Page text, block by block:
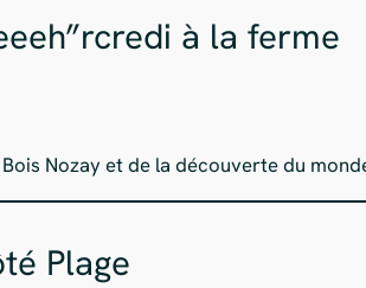
à la ferme
Nozay et de la découverte du
Plage